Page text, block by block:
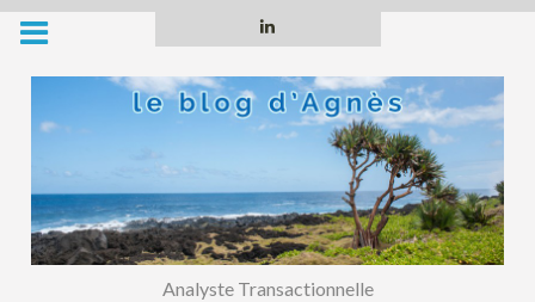
Skip
content
Analyste Transactionnelle